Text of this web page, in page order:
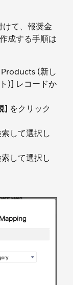
けて、報奨金
成する手順は
(新し
)] レコードか
] をクリック
索して選択し
索して選択し